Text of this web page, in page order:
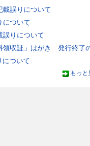
載誤りについて
について
誤りについて
領収証」はがき 発行終了の
について
もっと